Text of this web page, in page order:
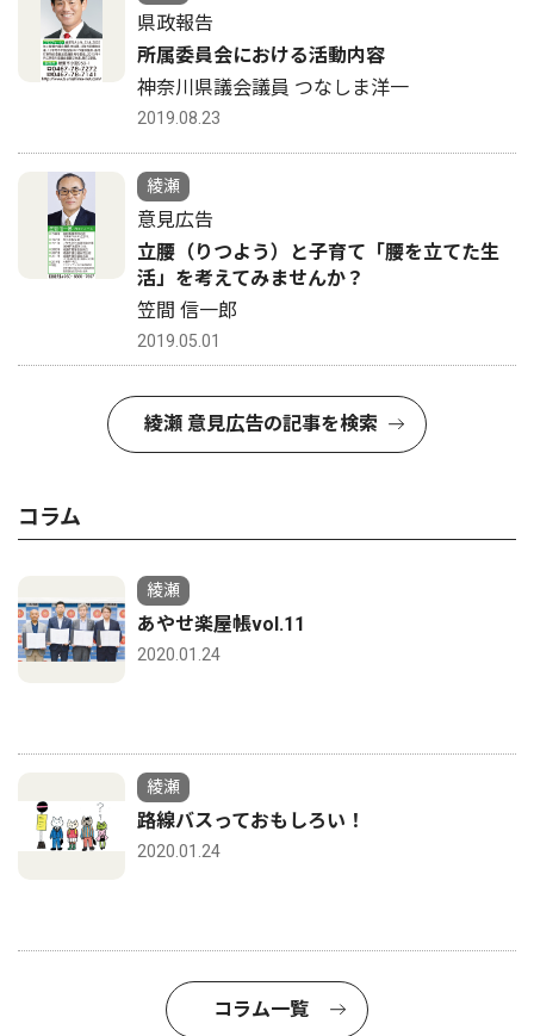
県政報告
所属委員会における活動内容
神奈川県議会議員 つなしま洋一
2019.08.23
綾瀬
意見広告
立腰（りつよう）と子育て「腰を立てた生
活」を考えてみませんか？
笠間 信一郎
2019.05.01
綾瀬 意見広告の記事を検索
コラム
綾瀬
あやせ楽屋帳vol.11
2020.01.24
綾瀬
路線バスっておもしろい！
2020.01.24
コラム一覧